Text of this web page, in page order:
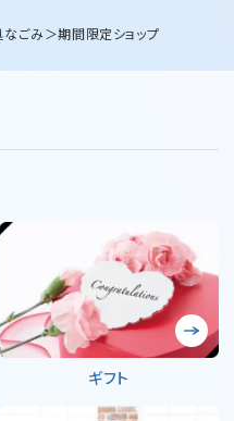
ごみ＞期間限定ショップ
ギフト